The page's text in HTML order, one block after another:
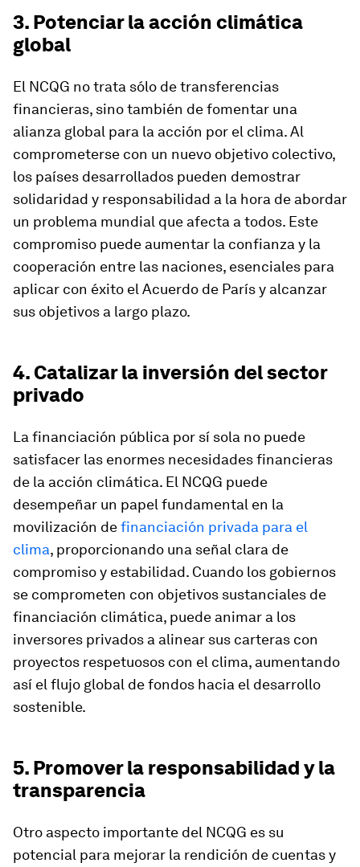
3. Potenciar la acción climática
global
El NCQG no trata sólo de transferencias
financieras, sino también de fomentar una
alianza global para la acción por el clima. Al
comprometerse con un nuevo objetivo colectivo,
los países desarrollados pueden demostrar
solidaridad y responsabilidad a la hora de abordar
un problema mundial que afecta a todos. Este
compromiso puede aumentar la confianza y la
cooperación entre las naciones, esenciales para
aplicar con éxito el Acuerdo de París y alcanzar
sus objetivos a largo plazo.
4. Catalizar la inversión del sector
privado
La financiación pública por sí sola no puede
satisfacer las enormes necesidades financieras
de la acción climática. El NCQG puede
desempeñar un papel fundamental en la
movilización definanciación privada para el
clima, proporcionando una señal clara de
compromiso y estabilidad. Cuando los gobiernos
se comprometen con objetivos sustanciales de
financiación climática, puede animar a los
inversores privados a alinear sus carteras con
proyectos respetuosos con el clima, aumentando
así el flujo global de fondos hacia el desarrollo
sostenible.
5. Promover la responsabilidad y la
transparencia
Otro aspecto importante del NCQG es su
potencial para mejorar la rendición de cuentas y